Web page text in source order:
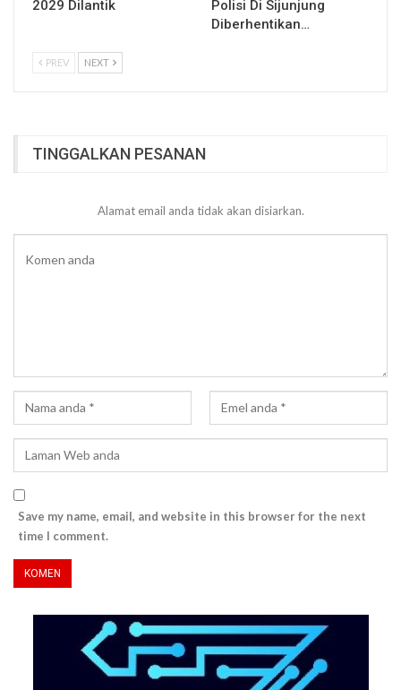
2029 Dilantik
Polisi Di Sijunjung
Diberhentikan…
PREV NEXT
TINGGALKAN PESANAN
Alamat email anda tidak akan disiarkan.
Save my name, email, and website in this browser for the next
time I comment.